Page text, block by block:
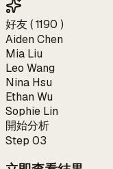
好友 ( 1190 )
Aiden Chen
Mia Liu
Leo Wang
Nina Hsu
Ethan Wu
Sophie Lin
開始分析
Step 03